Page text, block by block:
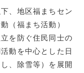
、地区福まちセン
（福まち活動）
を防ぐ住民同士の
動を中心とした日
、除雪等）を展開